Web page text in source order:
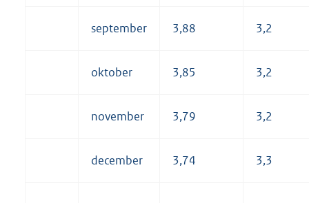
september 3,88 3,2
oktober 3,85 3,2
november 3,79 3,2
december 3,74 3,3